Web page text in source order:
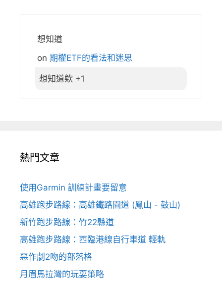
想知道
on 期權ETF的看法和迷思
想知道欸 +1
熱門文章
使用Garmin 訓練計畫要留意
高雄跑步路線：高雄鐵路園道 (鳳山 - 鼓山)
新竹跑步路線：竹22縣道
高雄跑步路線：西臨港線自行車道 輕軌
惡作劇2吻的部落格
月眉馬拉灣的玩耍策略